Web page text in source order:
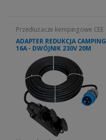
Przedłużacze kempingowe CEE
ADAPTER REDUKCJA CAMPING
16A - DWÓJNIK 230V 20M